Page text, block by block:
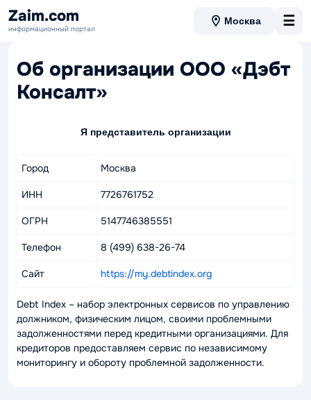
Zaim.com
информационный портал
Москва ☰
Об организации ООО «Дэбт
Консалт»
Я представитель организации
Город Москва
ИНН 7726761752
ОГРН 5147746385551
Телефон 8 (499) 638-26-74
Сайт https://my.debtindex.org
Debt Index – набор электронных сервисов по управлению
должником, физическим лицом, своими проблемными
задолженностями перед кредитными организациями. Для
кредиторов предоставляем сервис по независимому
мониторингу и обороту проблемной задолженности.